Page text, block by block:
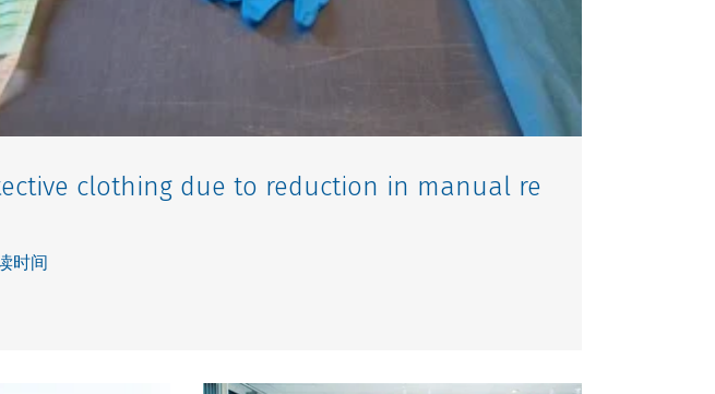
clothing due to reduction in manual re
时间